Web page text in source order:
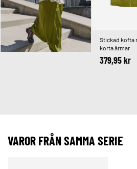
Stickad kofta
korta ärmar
379,95 kr
VAROR FRÅN SAMMA SERIE